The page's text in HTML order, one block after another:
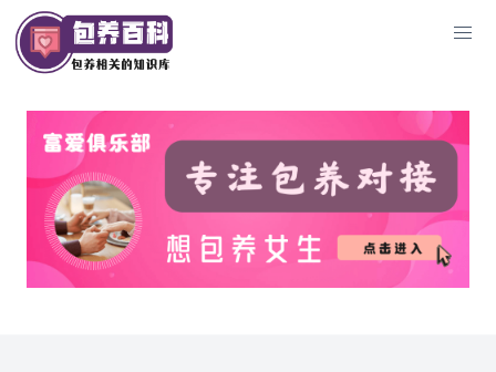
Skip
to
content